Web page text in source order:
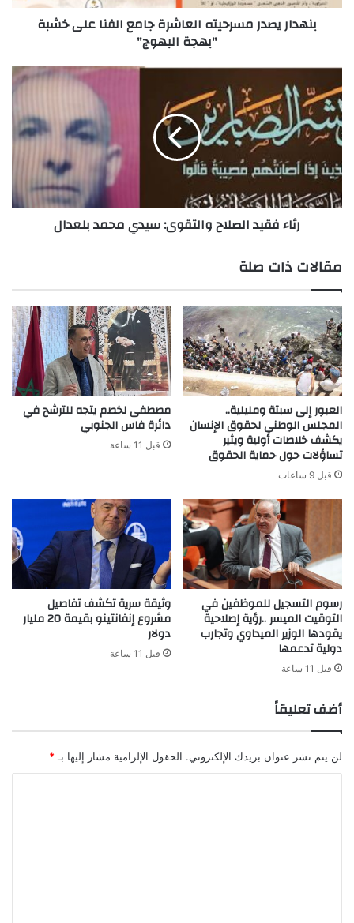
"بهجة
البهوج"بنهدار يصدر مسرحيته العاشرة جامع الفنا على خشبة
"بهجة البهوج"
فقيد
الصلاح
والتقوى:
سيدي
بلعدال
رثاء فقيد الصلاح والتقوى: سيدي محمد بلعدال
مقالات ذات صلة
العبور إلى سبتة ومليلية..
المجلس الوطني لحقوق الإنسان
يكشف خلاصات أولية ويثير
تساؤلات حول حماية الحقوق
قبل 9 ساعات
مصطفى لخصم يتجه للترشح في
دائرة فاس الجنوبي
قبل 11 ساعة
رسوم التسجيل للموظفين في
التوقيت الميسر ..رؤية إصلاحية
يقودها الوزير الميداوي وتجارب
دولية تدعمها
قبل 11 ساعة
وثيقة سرية تكشف تفاصيل
مشروع إنفانتينو بقيمة 20 مليار
دولار
قبل 11 ساعة
أضف تعليقاً
لن يتم نشر عنوان بريدك الإلكتروني. الحقول الإلزامية مشار إليها بـ *